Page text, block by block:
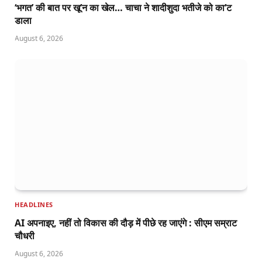
‘भगत’ की बात पर खू’न का खेल… चाचा ने शादीशुदा भतीजे को का’ट
डाला
August 6, 2026
HEADLINES
AI अपनाइए, नहीं तो विकास की दौड़ में पीछे रह जाएंगे : सीएम सम्राट
चौधरी
August 6, 2026